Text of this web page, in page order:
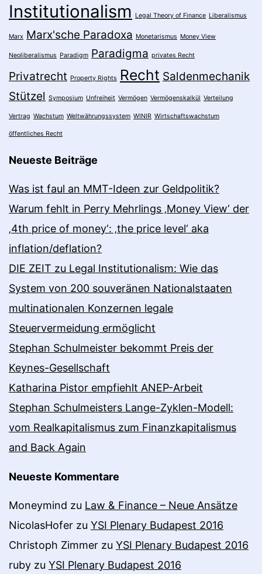
Institutionalism Legal Theory of Finance Liberalismus
Marx Marx'sche Paradoxa Monetarismus Money View
Neoliberalismus Paradigm Paradigma privates Recht
Privatrecht Property Rights Recht Saldenmechanik
Stützel Symposium Unfreiheit Vermögen Vermögenskalkül Verteilung
Vertrag Wachstum Weltwährungssystem WINIR Wirtschaftswachstum
öffentliches Recht
Neueste Beiträge
Was ist faul an MMT-Ideen zur Geldpolitik?
Warum fehlt in Perry Mehrlings ‚Money View‘ der
‚4th price of money‘: ‚the price level‘ aka
inflation/deflation?
DIE ZEIT zu Legal Institutionalism: Wie das
System von 200 souveränen Nationalstaaten
multinationalen Konzernen legale
Steuervermeidung ermöglicht
Stephan Schulmeister bekommt Preis der
Keynes-Gesellschaft
Katharina Pistor empfiehlt ANEP-Arbeit
Stephan Schulmeisters Lange-Zyklen-Modell:
vom Realkapitalismus zum Finanzkapitalismus
and Back Again
Neueste Kommentare
Moneymind zu Law & Finance – Neue Ansätze
NicolasHofer zu YSI Plenary Budapest 2016
Christoph Zimmer zu YSI Plenary Budapest 2016
ruby zu YSI Plenary Budapest 2016